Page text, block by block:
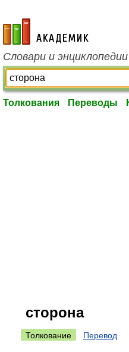
academic.ru
Словари и
Толкования Переводы
сторона
Толкование Перевод